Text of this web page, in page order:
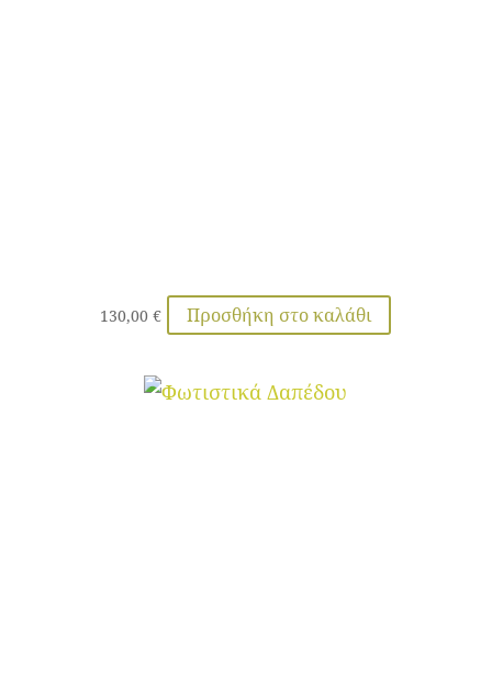
130,00€ Προσθήκη στο καλάθι